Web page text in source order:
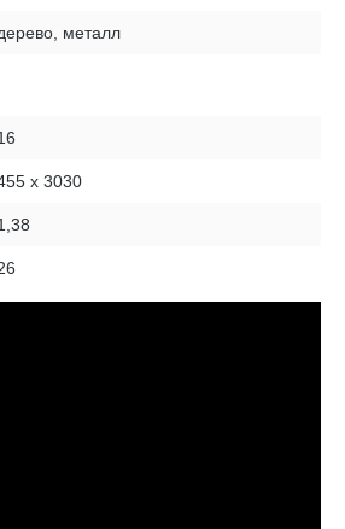
металл
х 3030